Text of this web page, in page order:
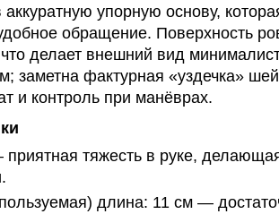
упорную основу,
обращение. Поверхность
делает внешний вид
заметна фактурная «уздечка»
и контроль при манёврах.
приятная тяжесть в руке,
длина: 11 см —